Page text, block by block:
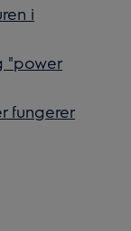
i
"power
fungerer